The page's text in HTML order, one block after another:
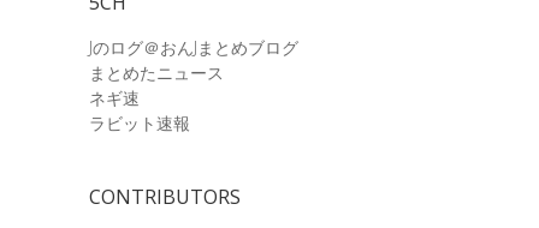
Jのログ＠おんJまとめブログ
まとめたニュース
ネギ速
ラビット速報
CONTRIBUTORS